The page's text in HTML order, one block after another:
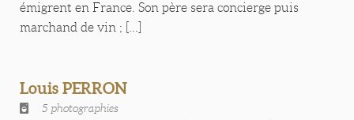
émigrent en France. Son père sera concierge puis
marchand de vin ; [...]
Louis PERRON
5 photographies